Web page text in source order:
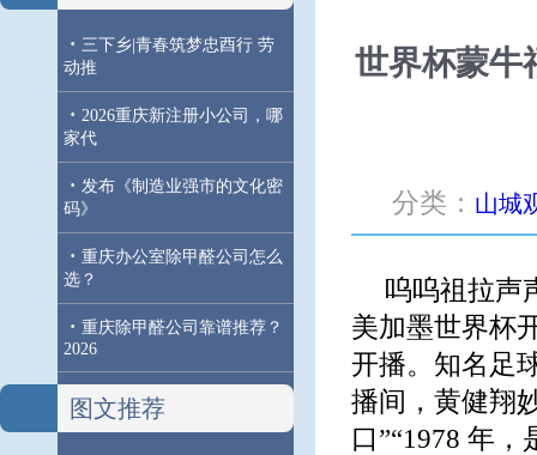
· 三下乡|青春筑梦忠酉行 劳
动推
· 2026重庆新注册小公司，哪
家代
· 发布《制造业强市的文化密
码》
· 重庆办公室除甲醛公司怎么
选？
· 重庆除甲醛公司靠谱推荐？
2026
图文推荐
世界杯蒙牛
分类： 山城
呜呜祖拉声
美加墨世界杯
开播。知名足
播间，黄健翔
口”“1978 年